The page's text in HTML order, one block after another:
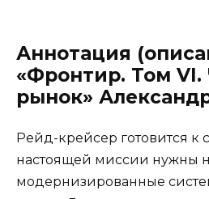
Аннотация
«Фронтир. Том
рынок»
Рейд-крейсер готовится к
настоящей миссии нужны
модернизированные